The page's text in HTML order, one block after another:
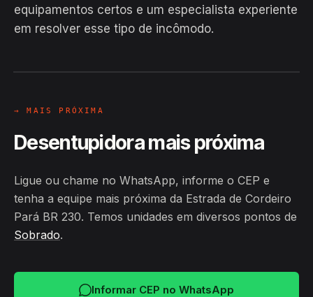
equipamentos certos e um especialista experiente
em resolver esse tipo de incômodo.
EM CAMPO
Hiroshiro · Estrada de Cordeiro
→ MAIS PRÓXIMA
Desentupidora mais próxima
Ligue ou chame no WhatsApp, informe o CEP e
tenha a equipe mais próxima da Estrada de Cordeiro
Pará BR 230. Temos unidades em diversos pontos de
Sobrado.
Informar CEP no WhatsApp